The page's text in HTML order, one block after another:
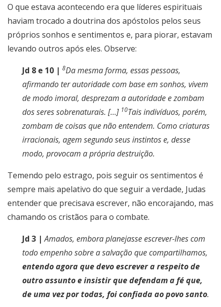
O que estava acontecendo era que líderes espirituais
haviam trocado a doutrina dos apóstolos pelos seus
próprios sonhos e sentimentos e, para piorar, estavam
levando outros após eles. Observe:
Jd 8 e 10 | 8Da mesma forma, essas pessoas,
afirmando ter autoridade com base em sonhos, vivem
de modo imoral, desprezam a autoridade e zombam
dos seres sobrenaturais. […] 10Tais indivíduos, porém,
zombam de coisas que não entendem. Como criaturas
irracionais, agem segundo seus instintos e, desse
modo, provocam a própria destruição.
Temendo pelo estrago, pois seguir os sentimentos é
sempre mais apelativo do que seguir a verdade, Judas
entender que precisava escrever, não encorajando, mas
chamando os cristãos para o combate.
Jd 3 |Amados, embora planejasse escrever-lhes com
todo empenho sobre a salvação que compartilhamos,
entendo agora que devo escrever a respeito de
outro assunto e insistir que defendam a fé que,
de uma vez por todas, foi confiada ao povo santo.